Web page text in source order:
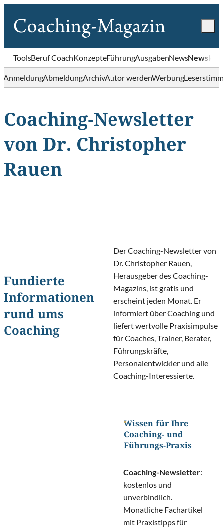
ToolsBeruf CoachKonzepteFührungAusgabenNews
AnmeldungAbmeldungArchivAutor werdenWerbung
Coaching-Newsletter
von Dr. Christopher
Rauen
Fundierte
Informationen
rund ums
Coaching
Der Coaching-Newsletter von
Dr. Christopher Rauen,
Herausgeber des Coaching-
Magazins, ist gratis und
erscheint jeden Monat. Er
informiert über Coaching und
liefert wertvolle Praxisimpulse
für Coaches, Trainer, Berater,
Führungskräfte,
Personalentwickler und alle
Coaching-Interessierte.
Wissen für Ihre
Coaching- und
Führungs-Praxis
Coaching-Newsletter:
kostenlos und
unverbindlich.
Monatliche Fachartikel
mit Praxistipps für